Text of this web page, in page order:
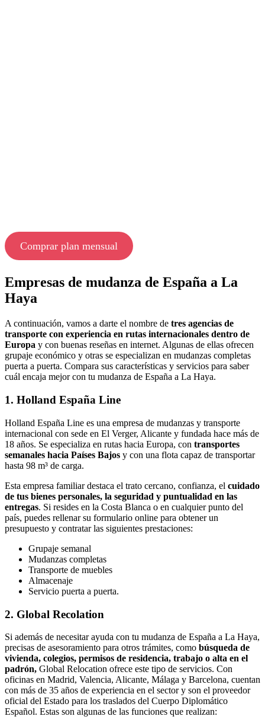
Comprar plan mensual
Empresas de mudanza de España a La
Haya
A continuación, vamos a darte el nombre de tres agencias de
transporte con experiencia en rutas internacionales dentro de
Europa y con buenas reseñas en internet. Algunas de ellas ofrecen
grupaje económico y otras se especializan en mudanzas completas
puerta a puerta. Compara sus características y servicios para saber
cuál encaja mejor con tu mudanza de España a La Haya.
1. Holland España Line
Holland España Line es una empresa de mudanzas y transporte
internacional con sede en El Verger, Alicante y fundada hace más de
18 años. Se especializa en rutas hacia Europa, con transportes
semanales hacia Países Bajos y con una flota capaz de transportar
hasta 98 m³ de carga.
Esta empresa familiar destaca el trato cercano, confianza, el cuidado
de tus bienes personales, la seguridad y puntualidad en las
entregas. Si resides en la Costa Blanca o en cualquier punto del
país, puedes rellenar su formulario online para obtener un
presupuesto y contratar las siguientes prestaciones:
Grupaje semanal
Mudanzas completas
Transporte de muebles
Almacenaje
Servicio puerta a puerta.
2. Global Recolation
Si además de necesitar ayuda con tu mudanza de España a La Haya,
precisas de asesoramiento para otros trámites, como búsqueda de
vivienda, colegios, permisos de residencia, trabajo o alta en el
padrón, Global Relocation ofrece este tipo de servicios. Con
oficinas en Madrid, Valencia, Alicante, Málaga y Barcelona, cuentan
con más de 35 años de experiencia en el sector y son el proveedor
oficial del Estado para los traslados del Cuerpo Diplomático
Español. Estas son algunas de las funciones que realizan: